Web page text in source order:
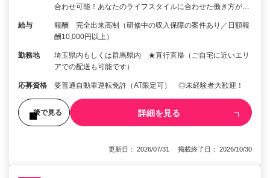
合わせ可能！あなたのライフスタイルに合わせた働き方が…
給与
報酬 完全出来高制（研修中の収入保障の案件あり／日額報
酬10,000円以上）
勤務地
埼玉県内もしくは群馬県内 ★直行直帰（ご自宅に近いエリ
アでの配送も可能です）
応募資格 要普通自動車運転免許（AT限定可） ◎未経験者大歓迎！
後で見る 詳細を見る
更新日： 2026/07/31 掲載終了日： 2026/10/30